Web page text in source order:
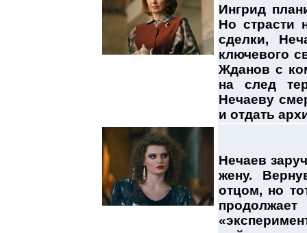
Ингрид
Но страсти
сделки,
ключевого
Жданов с
на след
Нечаеву
и отдать
Нечаев
жену.
отцом, но